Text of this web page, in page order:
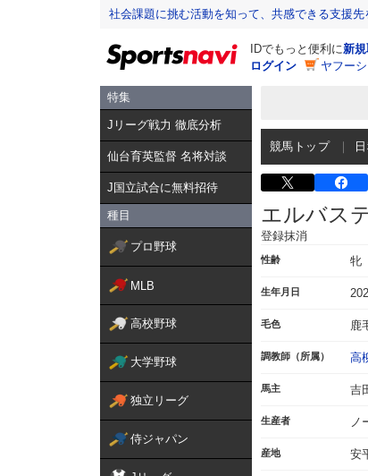
社会課題に挑む活動を知って、共感できる支援先
IDでもっと便利に新
ログイン
ヤフー
特集
Jリーグ戦力 徹底分析
仙台育英監督 名将対談
J国立試合に無料招待
種目
プロ野球
MLB
高校野球
大学野球
独立リーグ
侍ジャパン
競馬トップ
エルバス
登録抹消
性齢 牝
生年月日
毛色 鹿
調教師（所属） 高
馬主 吉
生産者 ノ
産地 安